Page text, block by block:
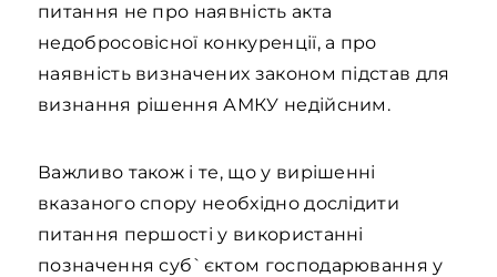
питання не про наявність акта
недобросовісної конкуренції, а про
наявність визначених законом підстав для
визнання рішення АМКУ недійсним.
Важливо також і те, що у вирішенні
вказаного спору необхідно дослідити
питання першості у використанні
позначення суб`єктом господарювання у